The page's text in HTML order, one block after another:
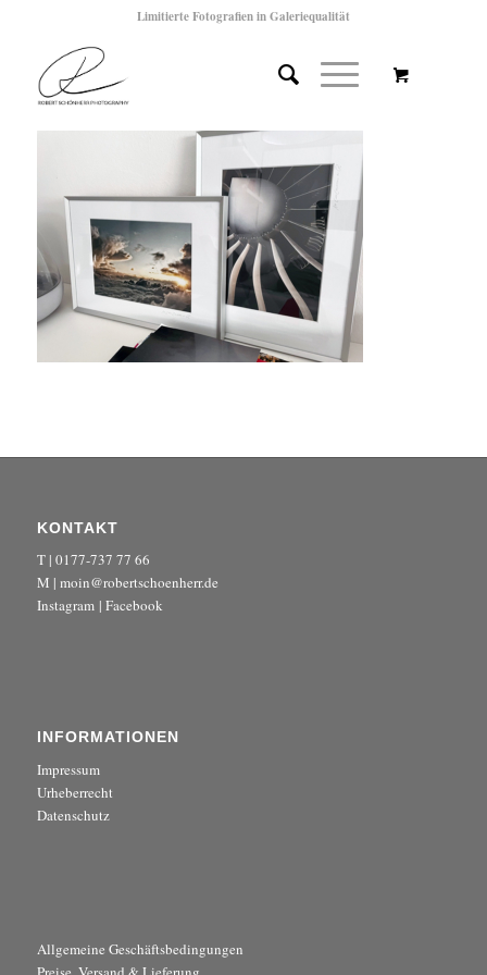
Limitierte Fotografien in Galeriequalität
KONTAKT
T | 0177-737 77 66
M | moin@robertschoenherr.de
Instagram| Facebook
INFORMATIONEN
Impressum
Urheberrecht
Datenschutz
Allgemeine Geschäftsbedingungen